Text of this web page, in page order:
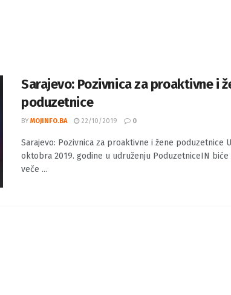
Sarajevo: Pozivnica za proaktivne i
poduzetnice
BY MOJINFO.BA 22/10/2019 0
Sarajevo: Pozivnica za proaktivne i žene poduzetnice
oktobra 2019. godine u udruženju PoduzetniceIN biće
veče ...